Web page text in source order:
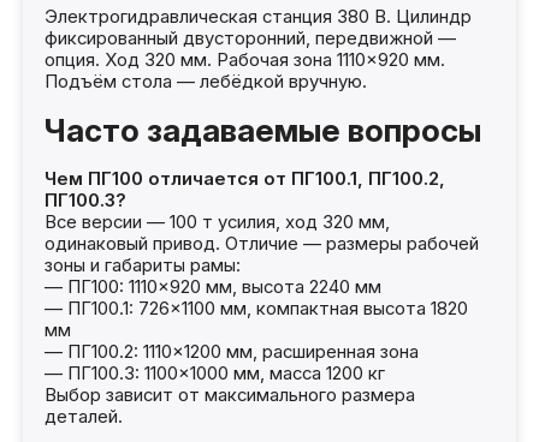
Электрогидравлическая станция 380 В. Цилиндр
фиксированный двусторонний, передвижной —
опция. Ход 320 мм. Рабочая зона 1110×920 мм.
Подъём стола — лебёдкой вручную.
Часто задаваемые вопросы
Чем ПГ100 отличается от ПГ100.1, ПГ100.2,
ПГ100.3?
Все версии — 100 т усилия, ход 320 мм,
одинаковый привод. Отличие — размеры рабочей
зоны и габариты рамы:
— ПГ100: 1110×920 мм, высота 2240 мм
— ПГ100.1: 726×1100 мм, компактная высота 1820
мм
— ПГ100.2: 1110×1200 мм, расширенная зона
— ПГ100.3: 1100×1000 мм, масса 1200 кг
Выбор зависит от максимального размера
деталей.